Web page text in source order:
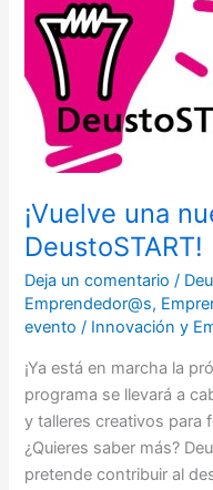
¡Vuelve una
DeustoSTART!
Deja un comentario /
Emprendedor@s,
evento / Innovación y
¡Ya está en marcha la
programa se llevará a
y talleres creativos para
¿Quieres saber más?
pretende contribuir al
DeustoSTART!